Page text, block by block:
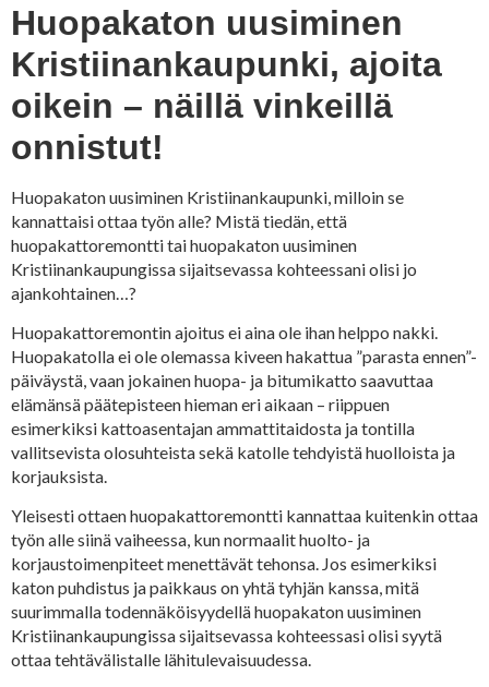
Huopakaton uusiminen
Kristiinankaupunki, ajoita
oikein – näillä vinkeillä
onnistut!
Huopakaton uusiminen Kristiinankaupunki, milloin se
kannattaisi ottaa työn alle? Mistä tiedän, että
huopakattoremontti tai huopakaton uusiminen
Kristiinankaupungissa sijaitsevassa kohteessani olisi jo
ajankohtainen…?
Huopakattoremontin ajoitus ei aina ole ihan helppo nakki.
Huopakatolla ei ole olemassa kiveen hakattua ”parasta ennen”-
päiväystä, vaan jokainen huopa- ja bitumikatto saavuttaa
elämänsä päätepisteen hieman eri aikaan – riippuen
esimerkiksi kattoasentajan ammattitaidosta ja tontilla
vallitsevista olosuhteista sekä katolle tehdyistä huolloista ja
korjauksista.
Yleisesti ottaen huopakattoremontti kannattaa kuitenkin ottaa
työn alle siinä vaiheessa, kun normaalit huolto- ja
korjaustoimenpiteet menettävät tehonsa. Jos esimerkiksi
katon puhdistus ja paikkaus on yhtä tyhjän kanssa, mitä
suurimmalla todennäköisyydellä huopakaton uusiminen
Kristiinankaupungissa sijaitsevassa kohteessasi olisi syytä
ottaa tehtävälistalle lähitulevaisuudessa.